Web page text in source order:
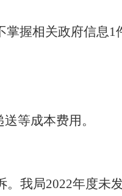
掌握相关政府信息1
等成本费用。
。我局2022年度未